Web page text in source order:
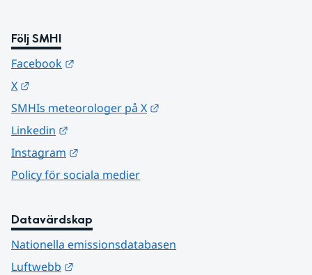
Följ SMHI
Facebook
X
SMHIs meteorologer på X
Linkedin
Instagram
Policy för sociala medier
Datavärdskap
Nationella emissionsdatabasen
Luftwebb